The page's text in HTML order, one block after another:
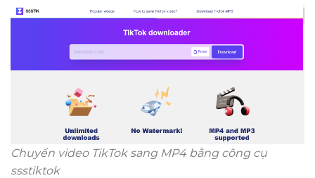
Chuyển video TikTok sang MP4 bằng công cụ
ssstiktok